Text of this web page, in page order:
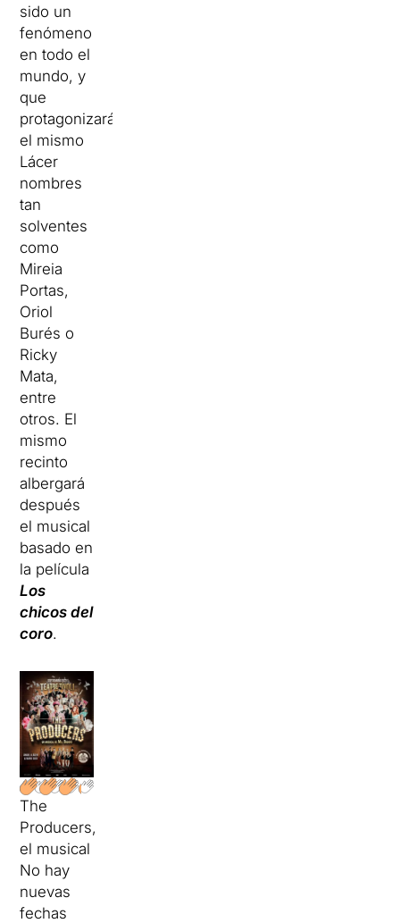
sido un
fenómeno
en todo el
mundo, y
que
protagonizarán
el mismo
Lácer
nombres
tan
solventes
como
Mireia
Portas,
Oriol
Burés o
Ricky
Mata,
entre
otros. El
mismo
recinto
albergará
después
el musical
basado en
la película
Los
chicos del
coro.
The
Producers,
el musical
No hay
nuevas
fechas